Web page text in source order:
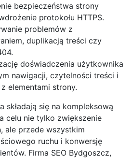
bezpieczeństwa strony
protokołu HTTPS.
problemów z
duplikacją treści czy
doświadczenia użytkownika
nawigacji, czytelności treści i
elementami strony.
składają się na kompleksową
celu nie tylko zwiększenie
ale przede wszystkim
ruchu i konwersję
Firma SEO Bydgoszcz,